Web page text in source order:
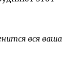
вся ваша